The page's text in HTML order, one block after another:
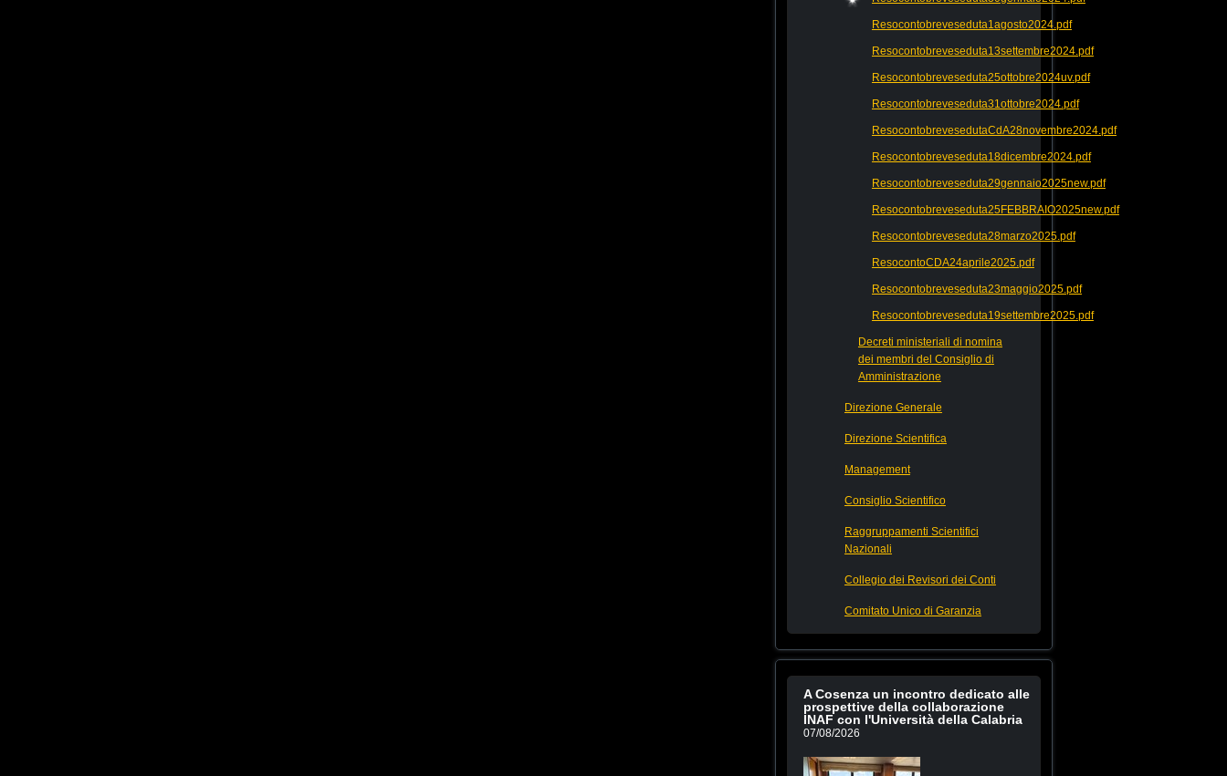
Resocontobreveseduta1agosto2024.pdf
Resocontobreveseduta13settembre2024.pdf
Resocontobreveseduta25ottobre2024uv.pdf
Resocontobreveseduta31ottobre2024.pdf
ResocontobrevesedutaCdA28novembre2024.pdf
Resocontobreveseduta18dicembre2024.pdf
Resocontobreveseduta29gennaio2025new.pdf
Resocontobreveseduta25FEBBRAIO2025new.pdf
Resocontobreveseduta28marzo2025.pdf
ResocontoCDA24aprile2025.pdf
Resocontobreveseduta23maggio2025.pdf
Resocontobreveseduta19settembre2025.pdf
Decreti ministeriali di nomina
dei membri del Consiglio di
Amministrazione
Direzione Generale
Direzione Scientifica
Management
Consiglio Scientifico
Raggruppamenti Scientifici
Nazionali
Collegio dei Revisori dei Conti
Comitato Unico di Garanzia
A Cosenza un incontro dedicato alle
prospettive della collaborazione
INAF con l'Università della Calabria
07/08/2026